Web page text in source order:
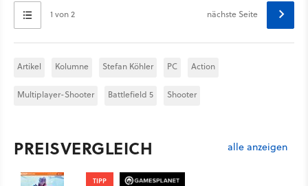
1 von 2 nächste Seite
Artikel Kolumne Stefan Köhler PC Action
Multiplayer-Shooter Battlefield 5 Shooter
PREISVERGLEICH alle anzeigen
TIPP